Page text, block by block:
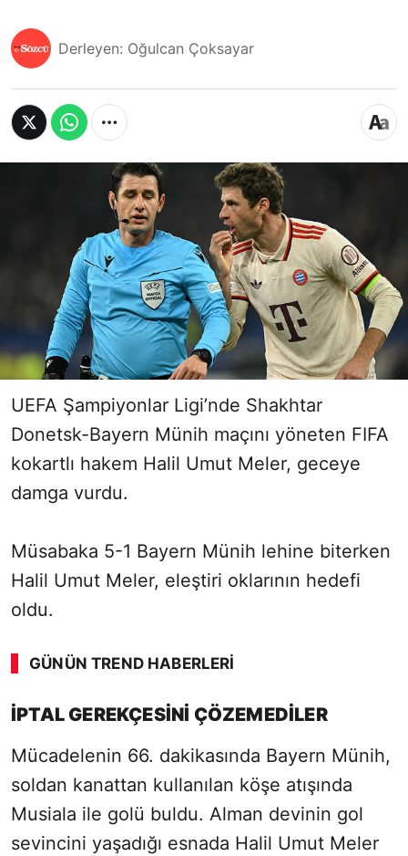
Derleyen: Oğulcan Çoksayar
UEFA Şampiyonlar Ligi’nde Shakhtar
Donetsk-Bayern Münih maçını yöneten FIFA
kokartlı hakem Halil Umut Meler, geceye
damga vurdu.
Müsabaka 5-1 Bayern Münih lehine biterken
Halil Umut Meler, eleştiri oklarının hedefi
oldu.
GÜNÜN TREND HABERLERI
SÖZCÜ SON DAKİKA
İPTAL GEREKÇESİNİ ÇÖZEMEDİLER
Mücadelenin 66. dakikasında Bayern Münih,
soldan kanattan kullanılan köşe atışında
Musiala ile golü buldu. Alman devinin gol
sevincini yaşadığı esnada Halil Umut Meler